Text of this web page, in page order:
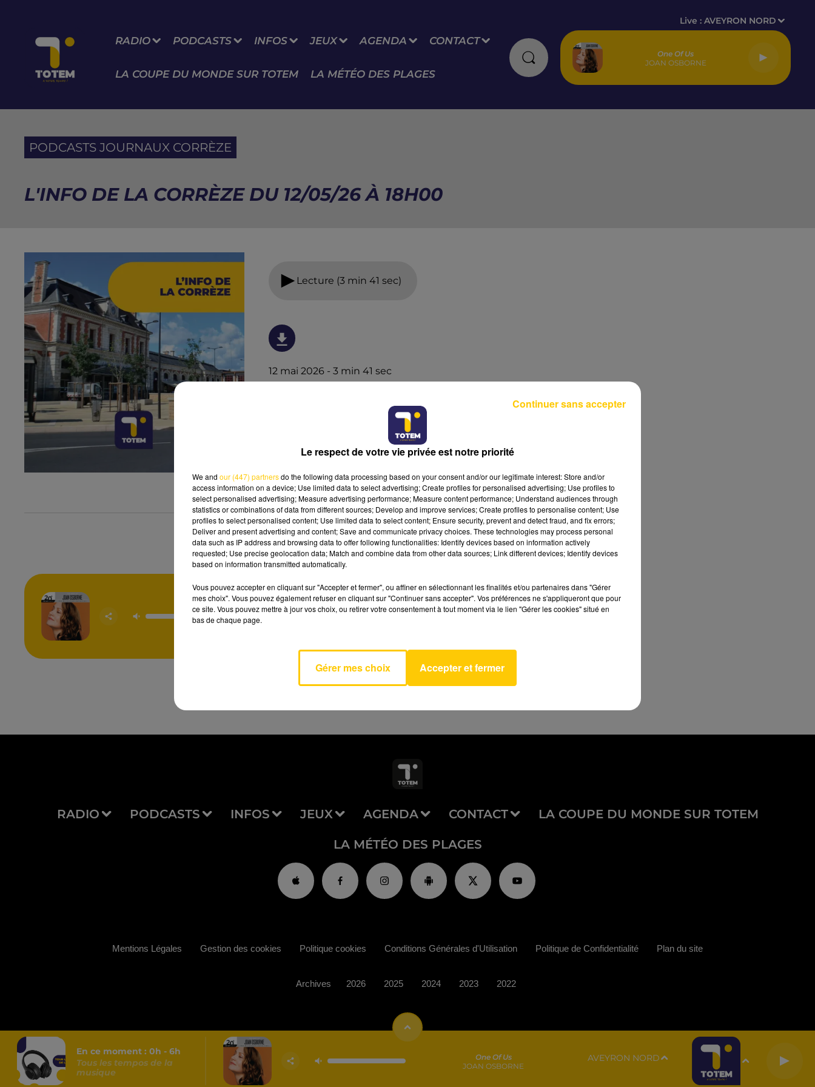
RADIO PODCASTS INFOS JEUX AGENDA CONTACT
LA COUPE DU MONDE SUR TOTEM LA MÉTÉO DES PLAGES
Live :AVEYRON NORD
One Of Us
JOAN OSBORNE
PODCASTS JOURNAUX CORRÈZE
L'INFO DE LA CORRÈZE DU 12/05/26 À 18H00
Lecture (3 min 41 sec)
12 mai 2026 - 3 min 41 sec
Ecoutez sur Totem l'information à Tulle, Brive, dans le
Nord du Lot et le pays sarladais avec les reportages de
nos journalistes sur le terrain.
One Of Us
JOAN OSBORNE
AVEYRON NORD
RADIO PODCASTS INFOS JEUX AGENDA CONTACT LA COUPE DU MONDE SUR TOTEM
LA MÉTÉO DES PLAGES
En ce moment : 0h - 6h
Tous les tempos de la
musique
One Of Us
JOAN OSBORNE
AVEYRON NORD
Mentions Légales Gestion des cookies Politique cookies Conditions Générales d'Utilisation Politique de Confidentialité Plan du site
Archives 2026 2025 2024 2023 2022
Le respect de votre vie privée est notre priorité
We and our (447) partnersdo the following data processing based on your consent and/or our legitimate interest: Store and/or
access information on a device; Use limited data to select advertising; Create profiles for personalised advertising; Use profiles to
select personalised advertising; Measure advertising performance; Measure content performance; Understand audiences through
statistics or combinations of data from different sources; Develop and improve services; Create profiles to personalise content; Use
profiles to select personalised content; Use limited data to select content; Ensure security, prevent and detect fraud, and fix errors;
Deliver and present advertising and content; Save and communicate privacy choices. These technologies may process personal
data such as IP address and browsing data to offer following functionalities: Identify devices based on information actively
requested; Use precise geolocation data; Match and combine data from other data sources; Link different devices; Identify devices
based on information transmitted automatically.
Vous pouvez accepter en cliquant sur "Accepter et fermer", ou affiner en sélectionnant les finalités et/ou partenaires dans "Gérer
mes choix". Vous pouvez également refuser en cliquant sur "Continuer sans accepter". Vos préférences ne s'appliqueront que pour
ce site. Vous pouvez mettre à jour vos choix, ou retirer votre consentement à tout moment via le lien "Gérer les cookies" situé en
bas de chaque page.
Gérer mes choix Accepter et fermer
Continuer sans accepter